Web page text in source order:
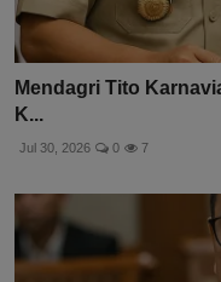
Mendagri Tito
K...
Jul 30, 2026 0 7